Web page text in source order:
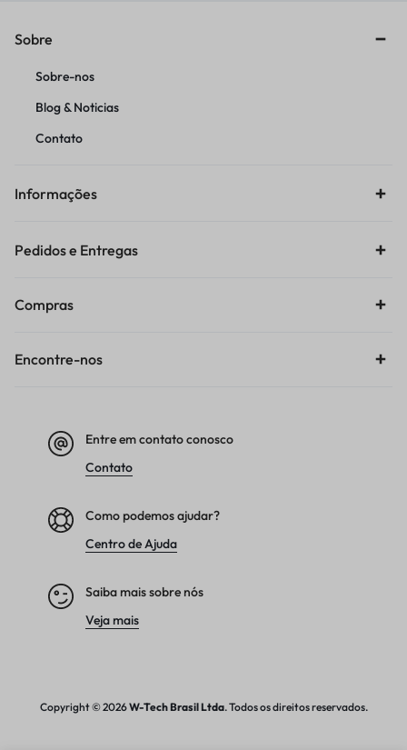
Sobre
Sobre-nos
Blog & Noticias
Contato
Informações
Pedidos e Entregas
Compras
Encontre-nos
Entre em contato conosco
Contato
Como podemos ajudar?
Centro de Ajuda
Saiba mais sobre nós
Veja mais
Copyright © 2026W-TechBrasil Ltda. Todos os direitos reservados.